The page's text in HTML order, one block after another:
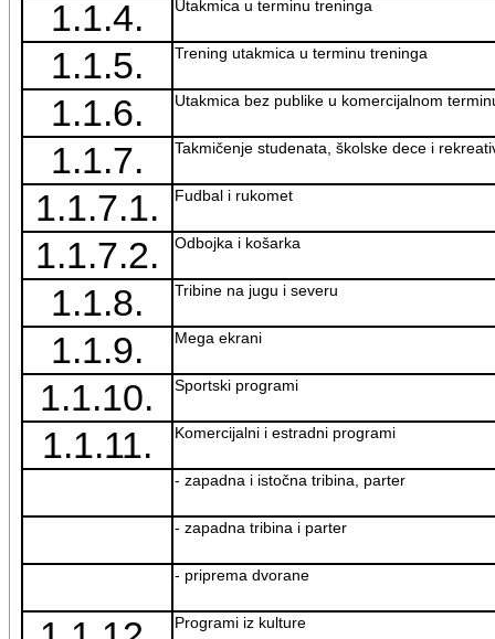
1.1.4. Utakmica u terminu treninga
1.1.5. Trening utakmica u terminu treninga
1.1.6. Utakmica bez publike u komercijalnom
1.1.7. Takmičenje studenata, školske dece i
1.1.7.1. Fudbal i rukomet
1.1.7.2. Odbojka i košarka
1.1.8. Tribine na jugu i severu
1.1.9. Mega ekrani
1.1.10. Sportski programi
1.1.11. Komercijalni i estradni programi
- zapadna i istočna tribina, parter
- zapadna tribina i parter
- priprema dvorane
Programi iz kulture